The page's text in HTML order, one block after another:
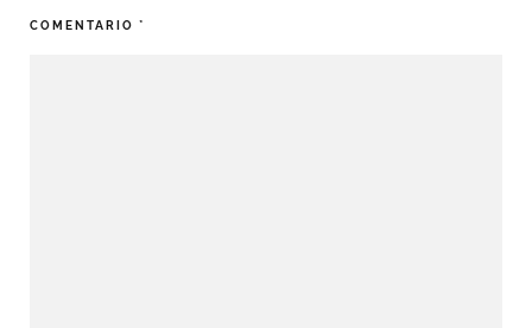
COMENTARIO *